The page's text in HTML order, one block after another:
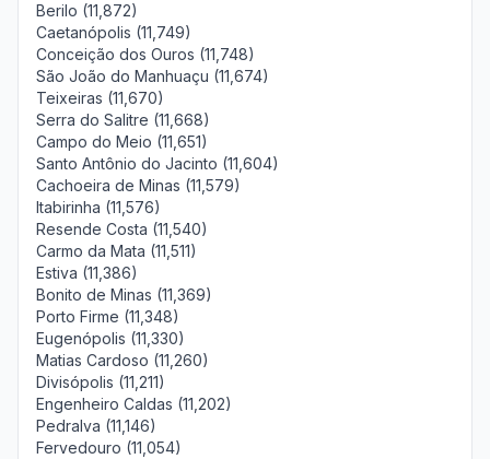
Berilo (11,872)
Caetanópolis (11,749)
Conceição dos Ouros (11,748)
São João do Manhuaçu (11,674)
Teixeiras (11,670)
Serra do Salitre (11,668)
Campo do Meio (11,651)
Santo Antônio do Jacinto (11,604)
Cachoeira de Minas (11,579)
Itabirinha (11,576)
Resende Costa (11,540)
Carmo da Mata (11,511)
Estiva (11,386)
Bonito de Minas (11,369)
Porto Firme (11,348)
Eugenópolis (11,330)
Matias Cardoso (11,260)
Divisópolis (11,211)
Engenheiro Caldas (11,202)
Pedralva (11,146)
Fervedouro (11,054)